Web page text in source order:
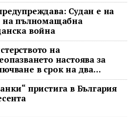
Судан е на
на пълномащабна
война
на
настоява за
в срок на два
строителни проекта
пристига в България